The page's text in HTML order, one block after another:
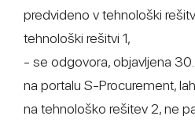
predvideno v tehnološki
tehnološki rešitvi 1,
- se odgovora, objavljena
na portalu S-Procurement,
na tehnološko rešitev 2, ne